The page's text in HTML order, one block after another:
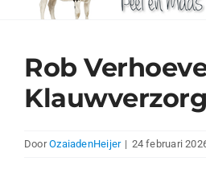
Home
JongveeDag 2026
Uitslagen
Rob
DoorOzaiadenHeijer | 24 februari